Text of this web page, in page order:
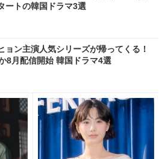
ートの韓国ドラマ3選
ョン主演人気シリーズが帰ってくる！
8月配信開始 韓国ドラマ4選